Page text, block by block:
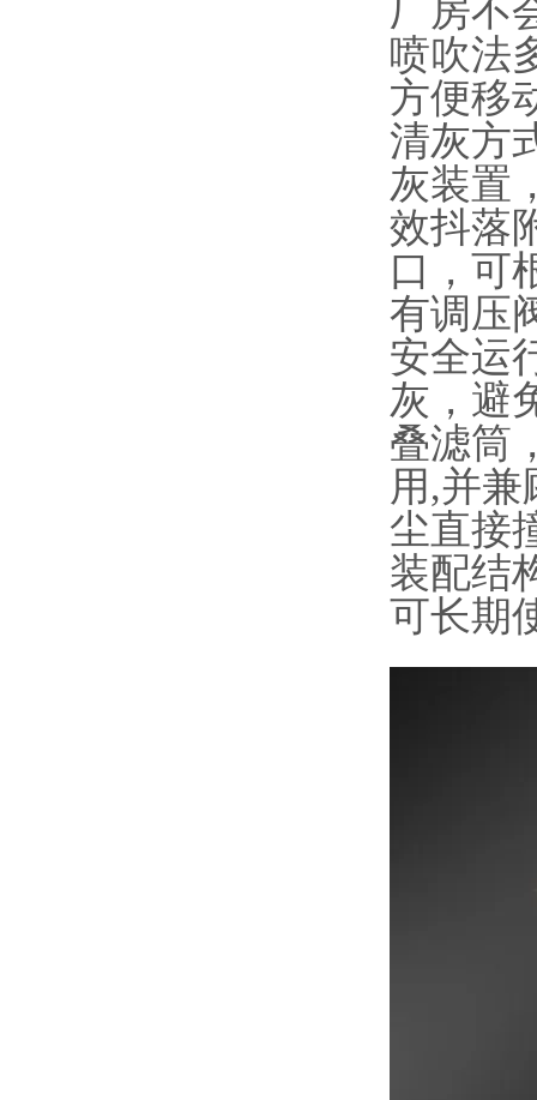
厂房不
喷吹法
方便移
清灰方
灰装置
效抖落
口，可
有调压
安全运
灰，避
叠滤筒
用,并
尘直接
装配结
可长期